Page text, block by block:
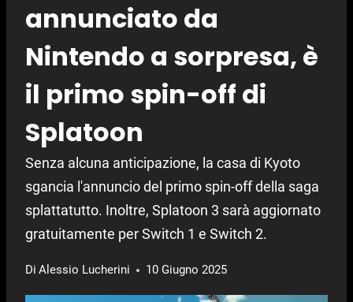
annunciato da
Nintendo a sorpresa, è
il primo spin-off di
Splatoon
Senza alcuna anticipazione, la casa di Kyoto
sgancia l'annuncio del primo spin-off della saga
splattatutto. Inoltre, Splatoon 3 sarà aggiornato
gratuitamente per Switch 1 e Switch 2.
Di Alessio Lucherini 10 Giugno 2025